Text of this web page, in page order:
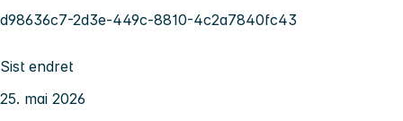
d98636c7-2d3e-449c-8810-4c2a7840fc43
Sist endret
25. mai 2026